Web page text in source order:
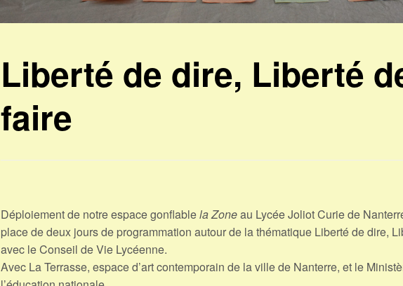
Liberté de dire, Liberté
faire
Déploiement de notre espace gonflablela Zoneau Lycée Joliot Curie de
place de deux jours de programmation autour de la thématique Liberté de dire,
avec le Conseil de Vie Lycéenne.
Avec La Terrasse, espace d’art contemporain de la ville de Nanterre, et le